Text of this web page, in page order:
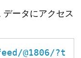
ータにアクセス
@1806/?t